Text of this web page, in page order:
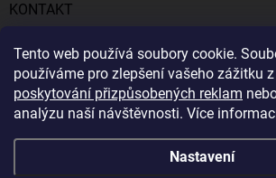
Tento web používá soubory cookie.
používáme pro zlepšení vašeho zážitku
poskytování přizpůsobených reklam
analýzu naší návštěvnosti. Více
Nastavení
KONTAKT
obchod@profitent.cz
+420770645768
https://www.facebook.com/profitent.sk/